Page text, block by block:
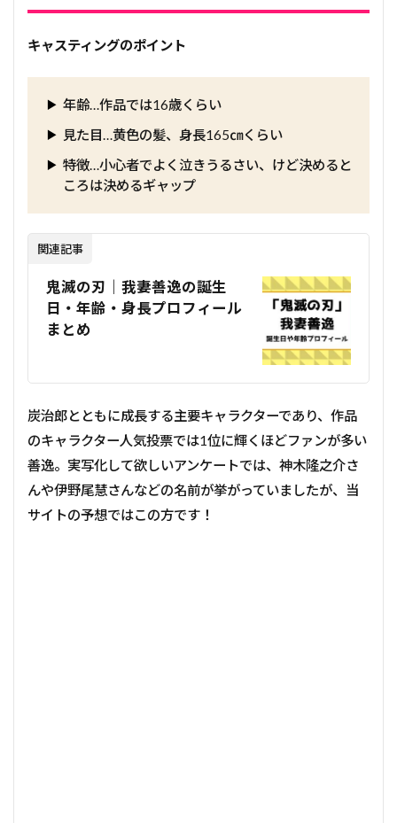
キャスティングのポイント
年齢…作品では16歳くらい
見た目…黄色の髪、身長165㎝くらい
特徴…小心者でよく泣きうるさい、けど決めると
ころは決めるギャップ
関連記事
鬼滅の刃｜我妻善逸の誕生
日・年齢・身長プロフィール
まとめ
炭治郎とともに成長する主要キャラクターであり、作品
のキャラクター人気投票では1位に輝くほどファンが多い
善逸。実写化して欲しいアンケートでは、神木隆之介さ
んや伊野尾慧さんなどの名前が挙がっていましたが、当
サイトの予想ではこの方です！